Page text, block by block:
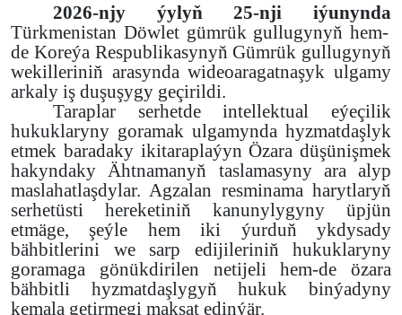
2026-njy ýylyň 25-nji iýunynda
Türkmenistan Döwlet gümrük gullugynyň hem-
de Koreýa Respublikasynyň Gümrük gullugynyň
wekilleriniň arasynda wideoaragatnaşyk ulgamy
arkaly iş duşuşygy geçirildi.
Taraplar serhetde intellektual eýeçilik
hukuklaryny goramak ulgamynda hyzmatdaşlyk
etmek baradaky ikitaraplaýyn Özara düşünişmek
hakyndaky Ähtnamanyň taslamasyny ara alyp
maslahatlaşdylar. Agzalan resminama harytlaryň
serhetüsti hereketiniň kanunylygyny üpjün
etmäge, şeýle hem iki ýurduň ykdysady
bähbitlerini we sarp edijileriniň hukuklaryny
goramaga gönükdirilen netijeli hem-de özara
bähbitli hyzmatdaşlygyň hukuk binýadyny
kemala getirmegi maksat edinýär.